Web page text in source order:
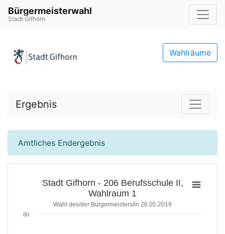
Bürgermeisterwahl
Stadt Gifhorn
Wahlräume
Ergebnis
Amtliches Endergebnis
Stadt Gifhorn - 206 Berufsschule II,
Wahlraum 1
Wahl des/der Bürgermeisters/in 26.05.2019
80